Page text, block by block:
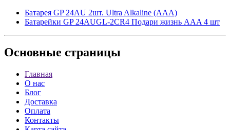
Батарея GP 24AU 2шт. Ultra Alkaline (AAA)
Батарейки GP 24AUGL-2CR4 Подари жизнь AAA 4 шт
Основные страницы
Главная
О нас
Блог
Доставка
Оплата
Контакты